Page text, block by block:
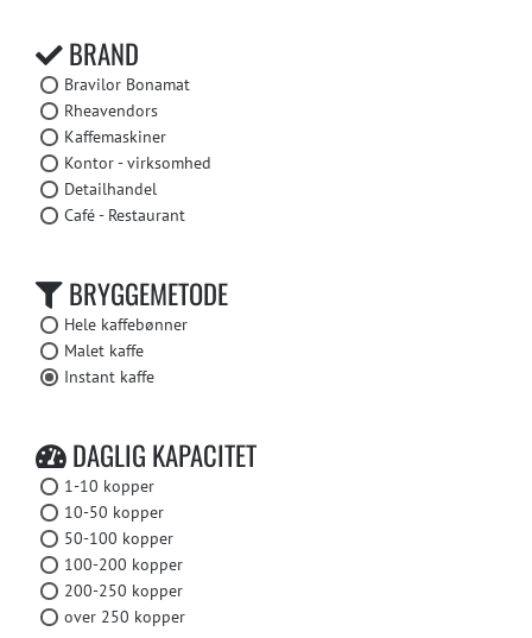
BRAND
Bravilor Bonamat
Rheavendors
Kaffemaskiner
Kontor - virksomhed
Detailhandel
Café - Restaurant
BRYGGEMETODE
Hele kaffebønner
Malet kaffe
Instant kaffe
DAGLIG KAPACITET
1-10 kopper
10-50 kopper
50-100 kopper
100-200 kopper
200-250 kopper
over 250 kopper